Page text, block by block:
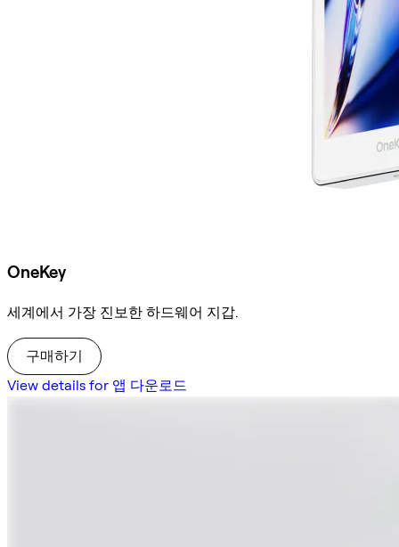
OneKey
세계에서 가장 진보한 하드웨어 지갑.
구매하기
View details for 앱 다운로드